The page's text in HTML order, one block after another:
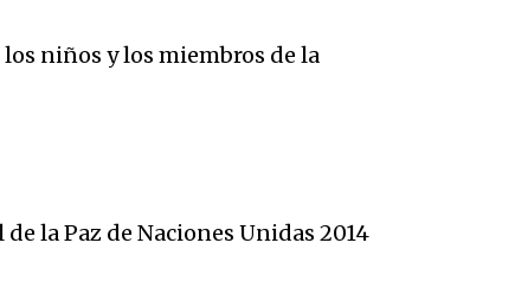
niños y los miembros de la
la Paz de Naciones Unidas 2014